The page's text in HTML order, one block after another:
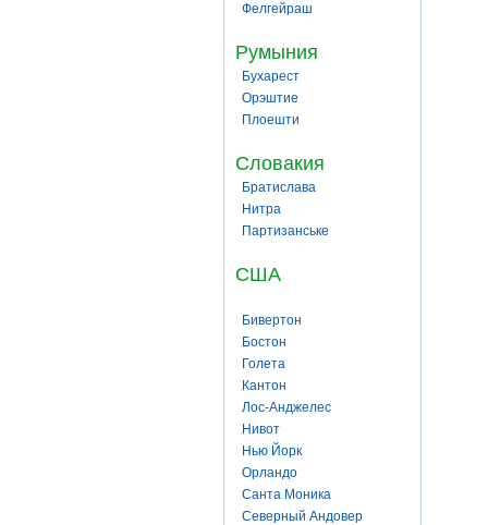
Фелгейраш
Румыния
Бухарест
Орэштие
Плоешти
Словакия
Братислава
Нитра
Партизанське
США
Бивертон
Бостон
Голета
Кантон
Лос-Анджелес
Нивот
Нью Йорк
Орландо
Санта Моника
Северный Андовер